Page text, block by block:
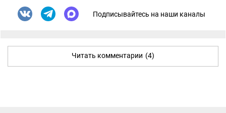
Подписывайтесь на наши каналы
Читать комментарии (4)